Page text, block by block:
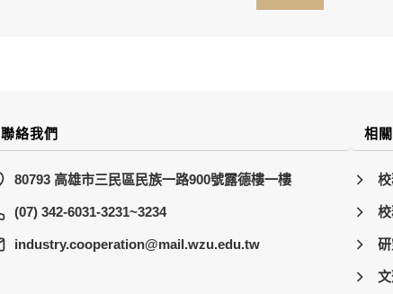
聯絡我們
80793 高雄市三民區民族一路900號露德樓一樓
(07) 342-6031-3231~3234
wt.ude.uzw.liam@noitarepooc.yrtsudni
相